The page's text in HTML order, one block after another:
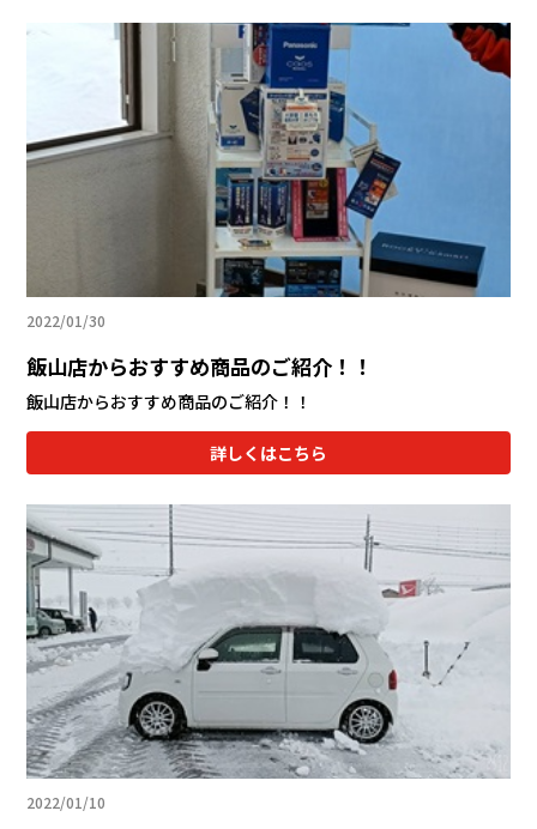
2022/01/30
飯山店からおすすめ商品のご紹介！！
飯山店からおすすめ商品のご紹介！！
詳しくはこちら
2022/01/10